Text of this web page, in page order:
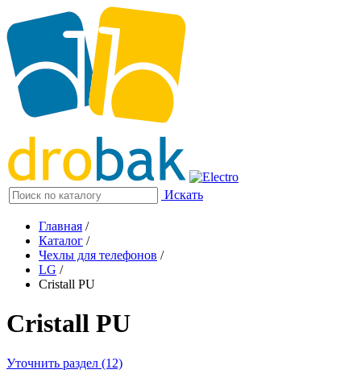
Искать
Главная /
Каталог /
Чехлы для телефонов /
LG /
Cristall PU
Cristall PU
Уточнить раздел (12)